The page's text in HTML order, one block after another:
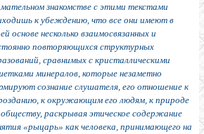
знакомстве с этими текстами
к убеждению, что все они имеют в
основе несколько взаимосвязанных и
повторяющихся структурных
сравнимых с кристаллическими
минералов, которые незаметно
сознание слушателя, его отношение к
к окружающим его людям, к природе
раскрывая этическое содержание
«рыцарь» как человека, принимающего на